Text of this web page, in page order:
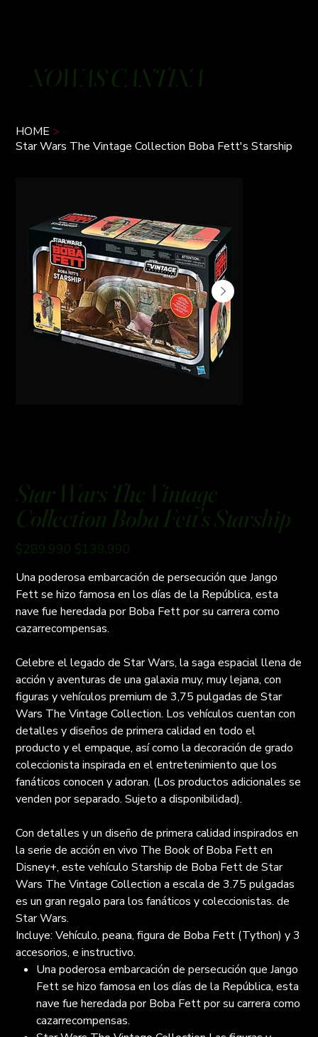
NOWAS CANTINA
HOME >
Star Wars The Vintage Collection Boba Fett's Starship
Star Wars The Vintage
Collection Boba Fett's Starship
Precio
original
$289.990
Precio
de
$139.990
Una poderosa embarcación de persecución que Jango
Fett se hizo famosa en los días de la República, esta
nave fue heredada por Boba Fett por su carrera como
cazarrecompensas.
Celebre el legado de Star Wars, la saga espacial llena de
acción y aventuras de una galaxia muy, muy lejana, con
figuras y vehículos premium de 3,75 pulgadas de Star
Wars The Vintage Collection. Los vehículos cuentan con
detalles y diseños de primera calidad en todo el
producto y el empaque, así como la decoración de grado
coleccionista inspirada en el entretenimiento que los
fanáticos conocen y adoran. (Los productos adicionales se
venden por separado. Sujeto a disponibilidad).
Con detalles y un diseño de primera calidad inspirados en
la serie de acción en vivo The Book of Boba Fett en
Disney+, este vehículo Starship de Boba Fett de Star
Wars The Vintage Collection a escala de 3.75 pulgadas
es un gran regalo para los fanáticos y coleccionistas. de
Star Wars.
Incluye: Vehículo, peana, figura de Boba Fett (Tython) y 3
accesorios, e instructivo.
Una poderosa embarcación de persecución que Jango
Fett se hizo famosa en los días de la República, esta
nave fue heredada por Boba Fett por su carrera como
cazarrecompensas.